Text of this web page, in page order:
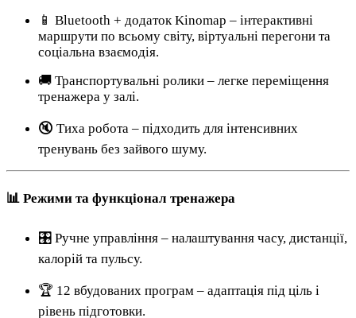
📱 Bluetooth + додаток Kinomap – інтерактивні
маршрути по всьому світу, віртуальні перегони та
соціальна взаємодія.
🚚 Транспортувальні ролики – легке переміщення
тренажера у залі.
🔇 Тиха робота – підходить для інтенсивних
тренувань без зайвого шуму.
📊 Режими та функціонал тренажера
🎛 Ручне управління – налаштування часу, дистанції,
калорій та пульсу.
🏆 12 вбудованих програм – адаптація під ціль і
рівень підготовки.